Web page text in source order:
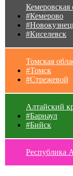
Кемеровская
#Кемерово
#Киселевск
Томская
#Томск
#Стрежевой
Алтайский
#Барнаул
#Бийск
Республика